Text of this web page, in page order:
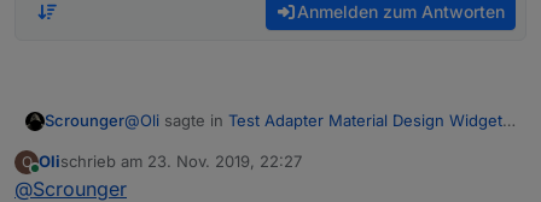
Anmelden zum Antworten
Scrounger@Oli sagte in Test Adapter Material Design Widgets
O
Online
Olischrieb am 23. Nov. 2019, 22:27
zuletzt editiert von
@Scrounger